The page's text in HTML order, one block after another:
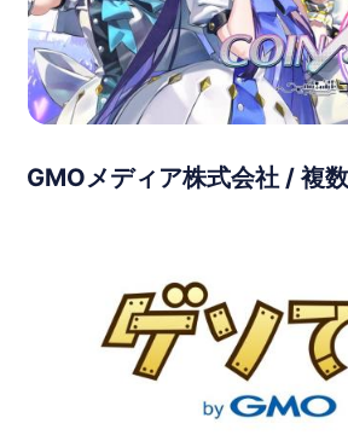
GMOメディア株式会社 / 複